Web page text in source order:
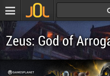
Zeus: God of